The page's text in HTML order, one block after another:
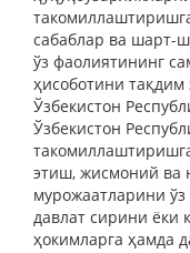
сабаблар ва шарт-
ўз фаолиятининг
ҳисоботини
Ўзбекистон
Ўзбекистон
этиш, жисмоний ва
мурожаатларини
давлат сирини
ҳокимларга ҳамда